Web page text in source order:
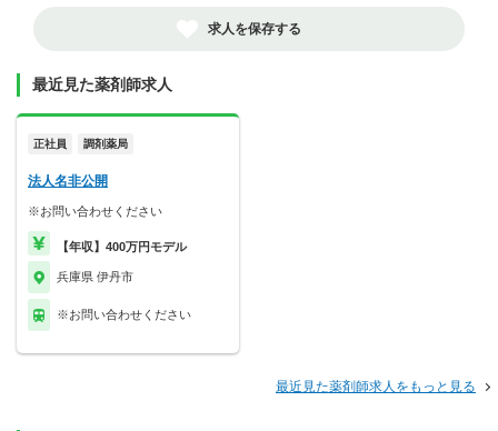
求人を保存する
最近見た薬剤師求人
正社員 調剤薬局
法人名非公開
※お問い合わせください
【年収】400万円モデル
兵庫県 伊丹市
※お問い合わせください
最近見た薬剤師求人をもっと見る